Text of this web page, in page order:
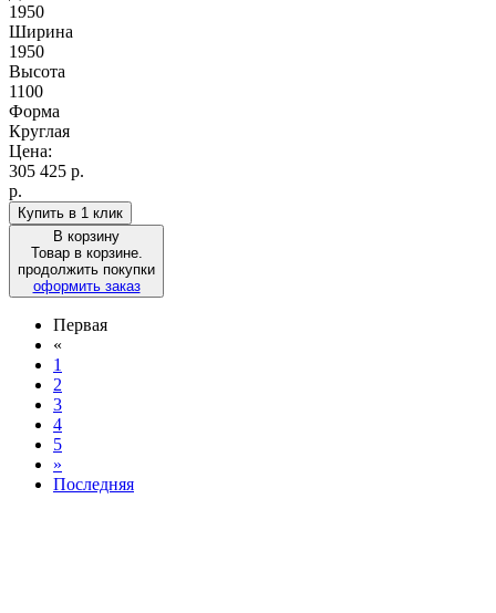
1950
Ширина
1950
Высота
1100
Форма
Круглая
Цена:
305 425 р.
р.
Купить в 1 клик
В корзину
Товар в корзине.
продолжить покупки
оформить заказ
Первая
«
1
2
3
4
5
»
Последняя